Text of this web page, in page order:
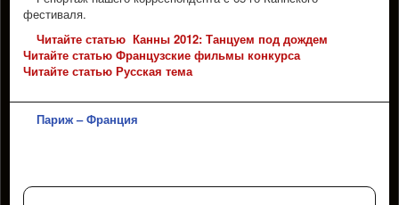
фестиваля.
Читайте статью Канны 2012: Танцуем под дождем
Читайте статью Французские фильмы конкурса
Читайте статью Русская тема
Париж – Франция